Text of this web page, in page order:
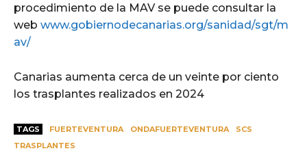
procedimiento de la MAV se puede consultar la
web www.gobiernodecanarias.org/sanidad/sgt/m
av/
Canarias aumenta cerca de un veinte por ciento
los trasplantes realizados en 2024
TAGS FUERTEVENTURA ONDAFUERTEVENTURA
SCS
TRASPLANTES